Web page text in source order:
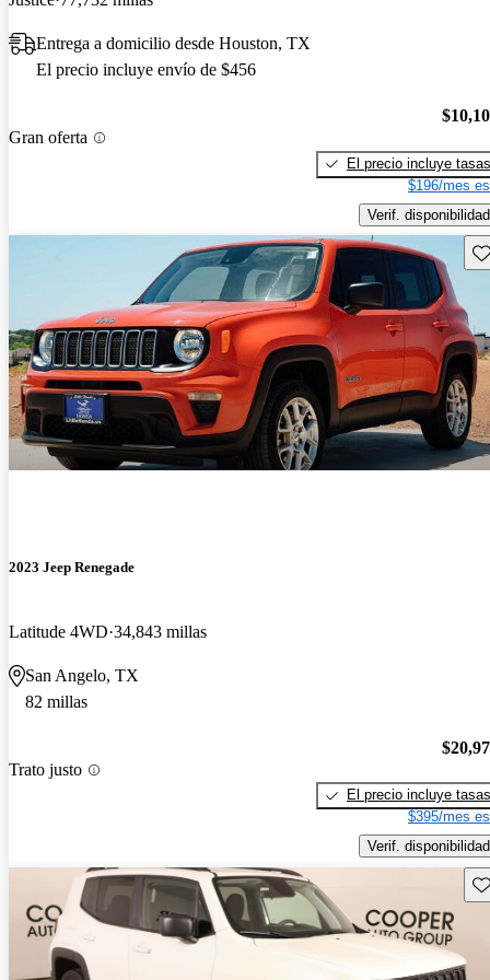
Entrega a domicilio desde Houston, TX
El precio incluye envío de $456
Gran oferta
El precio incluye tasas
$196/mes
Verif. disponibilidad
2023 Jeep Renegade
Latitude 4WD 34,843 millas
San Angelo, TX
82 millas
Trato justo
El precio incluye tasas
$395/mes
Verif. disponibilidad